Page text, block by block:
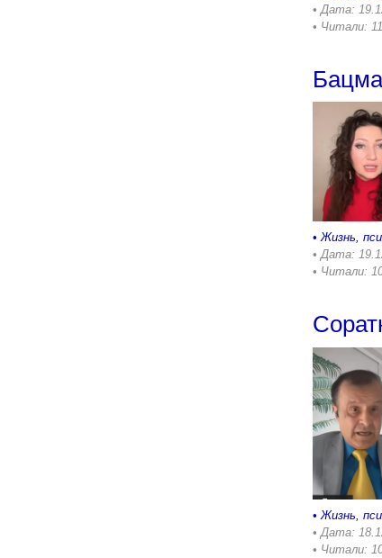
• Дата:
• Читали:
•Жизнь,
• Дата:
• Читали:
•Жизнь,
• Дата:
• Читали: